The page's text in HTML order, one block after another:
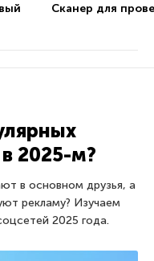
Сканер для
2025-м?
в основном друзья, а
рекламу? Изучаем
2025 года.